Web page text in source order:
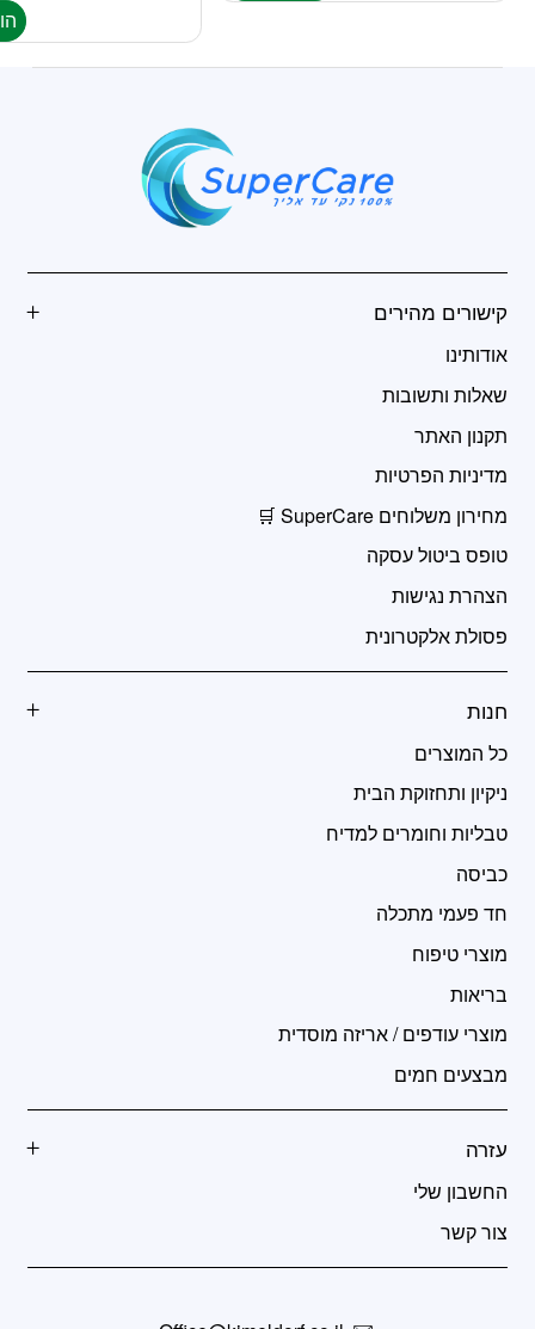
קישורים מהירים
אודותינו
שאלות ותשובות
תקנון האתר
מדיניות הפרטיות
מחירון משלוחים SuperCare 🛒
טופס ביטול עסקה
הצהרת נגישות
פסולת אלקטרונית
חנות
כל המוצרים
ניקיון ותחזוקת הבית
טבליות וחומרים למדיח
כביסה
חד פעמי מתכלה
מוצרי טיפוח
בריאות
מוצרי עודפים / אריזה מוסדית
מבצעים חמים
עזרה
החשבון שלי
צור קשר